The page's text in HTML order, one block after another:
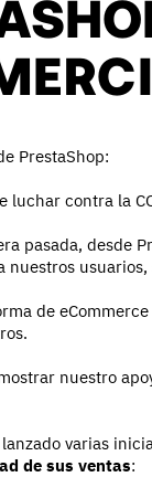
PrestaShop:
luchar contra la
pasada, desde
nuestros usuarios,
de
nuestro
varias
de sus ventas: